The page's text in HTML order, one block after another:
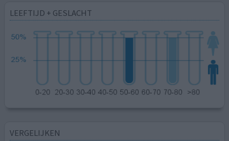
LEEFTIJD + GESLACHT
VERGELIJKEN